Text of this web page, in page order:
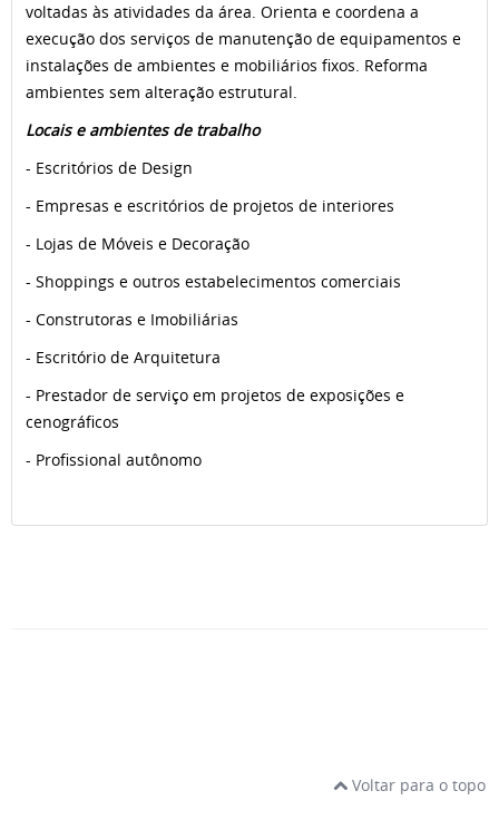
voltadas às atividades da área. Orienta e coordena a
execução dos serviços de manutenção de equipamentos e
instalações de ambientes e mobiliários fixos. Reforma
ambientes sem alteração estrutural.
Locais e ambientes de trabalho
- Escritórios de Design
- Empresas e escritórios de projetos de interiores
- Lojas de Móveis e Decoração
- Shoppings e outros estabelecimentos comerciais
- Construtoras e Imobiliárias
- Escritório de Arquitetura
- Prestador de serviço em projetos de exposições e
cenográficos
- Profissional autônomo
Voltar para o topo